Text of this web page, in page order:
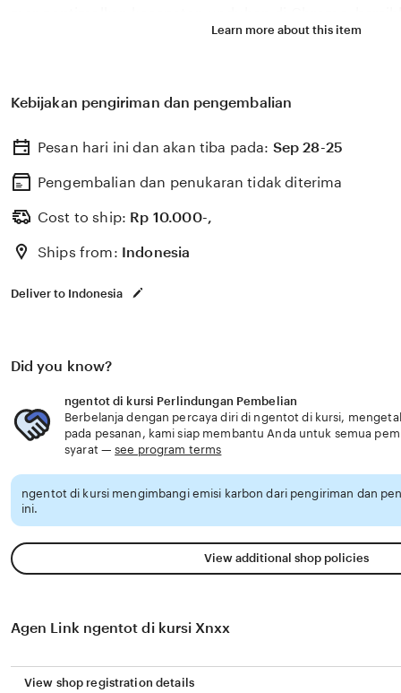
pengaturan IDN Times agar musik bebas royalti.
dari yang baru belajar hingga yang sudah mahir.
singkat yang musik bebas royalti dan grafik keren. lihat
terbaru untuk streamer yang butuh perekam gratis.
Learn more about this item
Kebijakan pengiriman dan pengembalian
Pesan hari ini dan akan tiba pada: Sep 28-25
Pengembalian dan penukaran tidak diterima
Cost to ship: Rp 10.000-,
Ships from: Indonesia
Deliver to Indonesia
Did you know?
ngentot di kursi Perlindungan Pembelian
Berbelanja dengan percaya diri di ngentot di kursi,
pada pesanan, kami siap membantu Anda untuk semua
syarat —see program terms
ngentot di kursi mengimbangi emisi karbon dari pengiriman dan
ini.
View additional shop policies
Agen Link ngentot di kursi Xnxx
View shop registration details